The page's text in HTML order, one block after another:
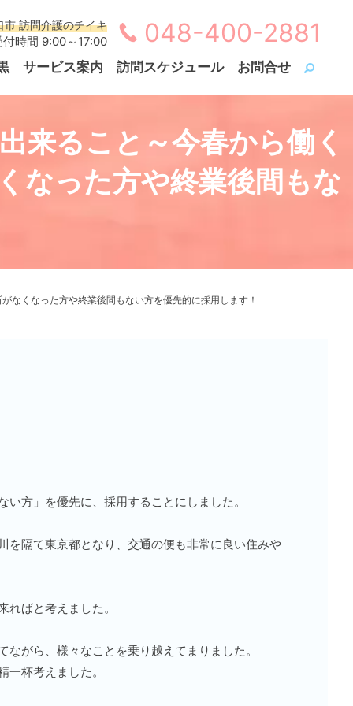
サービス案内 訪問スケジュール お問合せ
市 訪問介護のチイキ
付時間 9:00～17:00 048-400-2881
来ること～今春から働く
なった方や終業後間もな
なくなった方や終業後間もない方を優先的に採用します！
方」を優先に、採用することにしました。
を隔て東京都となり、交通の便も非常に良い住みや
ばと考えました。
がら、様々なことを乗り越えてまりました。
一杯考えました。